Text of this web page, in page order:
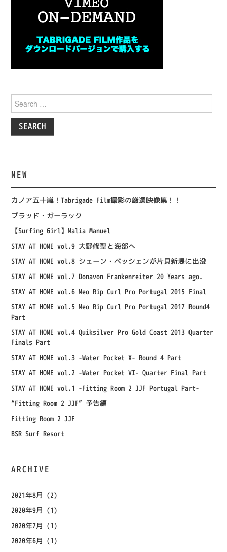
for:
NEW
カノア五十嵐！Tabrigade Film撮影の厳選映像集！！
ブラッド・ガーラック
【Surfing Girl】Malia Manuel
STAY AT HOME vol.9 大野修聖と海部へ
STAY AT HOME vol.8 シェーン・ベッシェンが片貝新堤に出没
STAY AT HOME vol.7 Donavon Frankenreiter 20 Years ago.
STAY AT HOME vol.6 Meo Rip Curl Pro Portugal 2015 Final
STAY AT HOME vol.5 Meo Rip Curl Pro Portugal 2017 Round4
Part
STAY AT HOME vol.4 Quiksilver Pro Gold Coast 2013 Quarter
Finals Part
STAY AT HOME vol.3 -Water Pocket X- Round 4 Part
STAY AT HOME vol.2 -Water Pocket VI- Quarter Final Part
STAY AT HOME vol.1 -Fitting Room 2 JJF Portugal Part-
“Fitting Room 2 JJF” 予告編
Fitting Room 2 JJF
BSR Surf Resort
ARCHIVE
2021年8月 (2)
2020年9月 (1)
2020年7月 (1)
2020年6月 (1)